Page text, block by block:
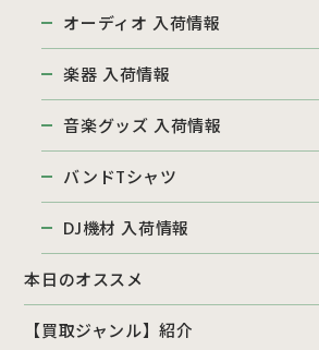
オーディオ 入荷情報
楽器 入荷情報
音楽グッズ 入荷情報
バンドTシャツ
DJ機材 入荷情報
本日のオススメ
【買取ジャンル】紹介